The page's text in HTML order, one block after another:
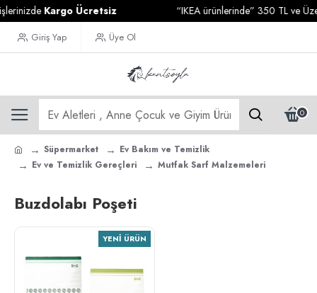
Kargo Ücretsiz “IKEA ürünlerinde” 350 TL ve
Giriş Yap Üye Ol
0
Süpermarket
Ev Bakım ve Temizlik
Ev ve Temizlik Gereçleri
Mutfak Sarf Malzemeleri
Buzdolabı Poşeti
YENI ÜRÜN